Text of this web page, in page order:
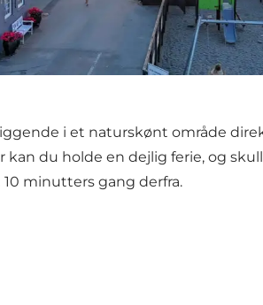
i et naturskønt område
kan du holde en dejlig ferie, og
minutters gang derfra.